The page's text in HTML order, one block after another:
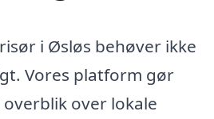
i Øsløs behøver ikke
Vores platform gør
over lokale